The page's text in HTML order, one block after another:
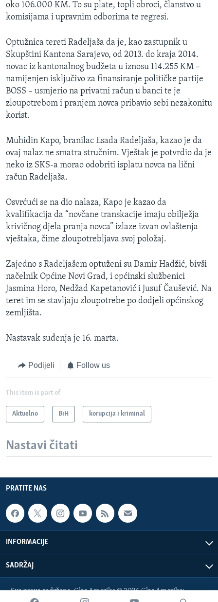
oko 106.000 KM. To su plate, topli obroci, članstvo u
komisijama i upravnim odborima te regresi.
Optužnica tereti Radeljaša da je, kao zastupnik u
Skupštini Kantona Sarajevo, od 2013. do kraja 2014.
novac iz kantonalnog budžeta u iznosu 114.255 KM –
namijenjen isključivo za finansiranje političke partije
BOSS – usmjerio na privatni račun u banci te je
zloupotrebom i pranjem novca pribavio sebi nezakonitu
korist.
Muhidin Kapo, branilac Esada Radeljaša, kazao je da
ovaj nalaz ne smatra stručnim. Vještak je potvrdio da je
neko iz SKS-a morao odobriti isplatu novca na lični
račun Radeljaša.
Osvrćući se na dio nalaza, Kapo je kazao da
kvalifikacija da “novčane transkacije imaju obilježja
krivičnog djela pranja novca” izlaze izvan ovlaštenja
vještaka, čime zloupotrebljava svoj položaj.
Zajedno s Radeljašem optuženi su Damir Hadžić, bivši
načelnik Općine Novi Grad, i općinski službenici
Jasmina Horo, Nedžad Kapetanović i Jusuf Čaušević. Na
teret im se stavljaju zloupotrebe po dodjeli općinskog
zemljišta.
Nastavak suđenja je 16. marta.
Podijeli Follow us
This item is part of
Aktuelno BiH korupcija i kriminal
Nastavi čitati
PRATITE NAS
INFORMACIJE
SADRŽAJ
Sva prava zadržana. Glas Amerike © 2026 Glas Amerike: